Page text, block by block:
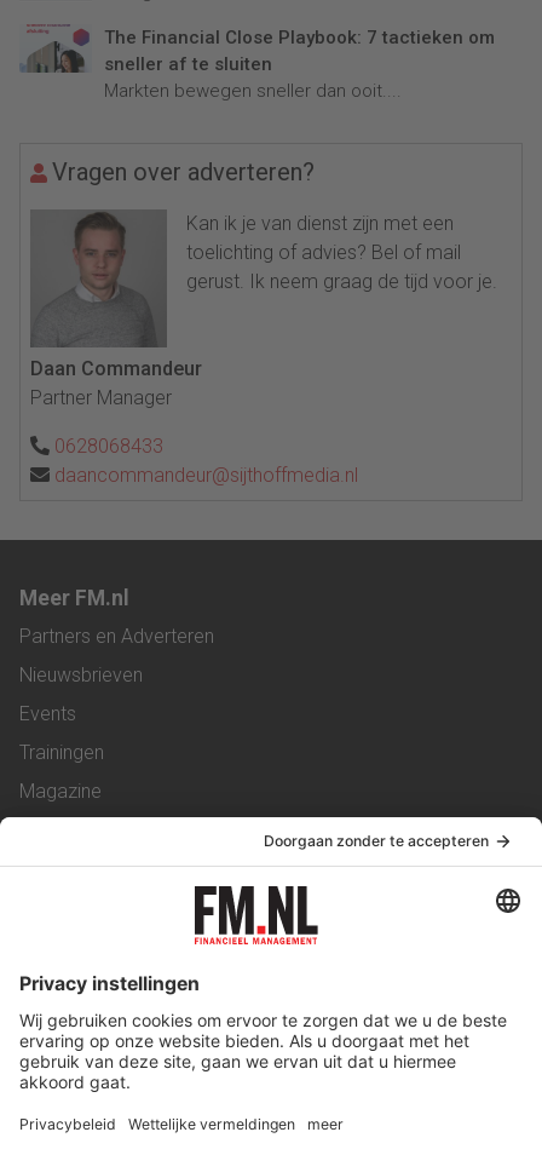
The Financial Close Playbook: 7 tactieken om
sneller af te sluiten
Markten bewegen sneller dan ooit....
Vragen over adverteren?
Kan ik je van dienst zijn met een
toelichting of advies? Bel of mail
gerust. Ik neem graag de tijd voor je.
Daan Commandeur
Partner Manager
0628068433
daancommandeur@sijthoffmedia.nl
Meer FM.nl
Partners en Adverteren
Nieuwsbrieven
Events
Trainingen
Magazine
Service & Contact
Werken bij ons
Privacy Statement
Algemene Voorwaarden